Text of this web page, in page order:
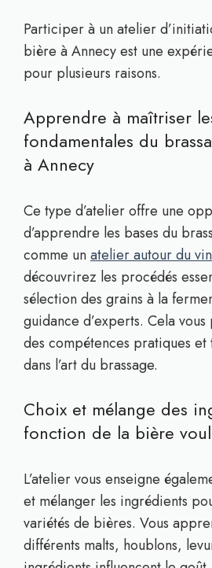
Participer à un atelier
bière à Annecy est une
pour plusieurs raisons.
Apprendre à maîtriser
fondamentales du
à Annecy
Ce type d’atelier offre une
d’apprendre les bases du
comme unatelier autour du
découvrirez les procédés
sélection des grains à la
guidance d’experts. Cela
des compétences pratiques et
dans l’art du brassage.
Choix et mélange des
fonction de la bière
L’atelier vous enseigne
et mélanger les ingrédients
variétés de bières. Vous
différents malts, houblons,